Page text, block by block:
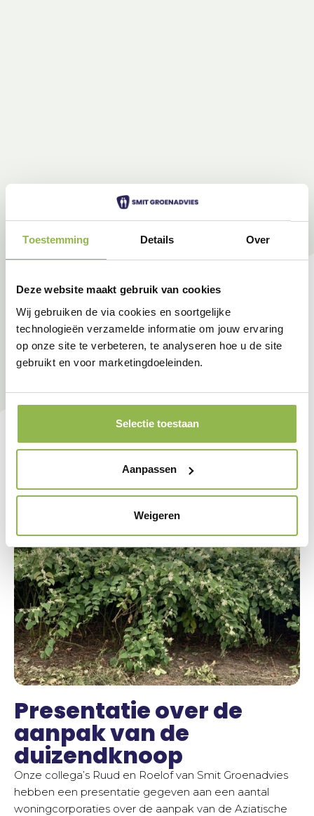
Toestemming Details Over
Deze website maakt gebruik van cookies
Wij gebruiken de via cookies en soortgelijke
technologieën verzamelde informatie om jouw ervaring
op onze site te verbeteren, te analyseren hoe u de site
gebruikt en voor marketingdoeleinden.
Selectie toestaan
Aanpassen
Weigeren
Presentatie over de
aanpak van de
duizendknoop
Onze collega’s Ruud en Roelof van Smit Groenadvies
hebben een presentatie gegeven aan een aantal
woningcorporaties over de aanpak van de Aziatische